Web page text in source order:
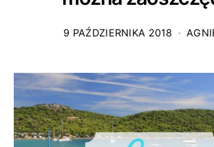
9 PAŹDZIERNIKA 2018